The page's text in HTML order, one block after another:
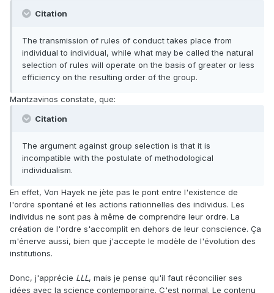
Citation
The transmission of rules of conduct takes place from
individual to individual, while what may be called the natural
selection of rules will operate on the basis of greater or less
efficiency on the resulting order of the group.
Mantzavinos constate, que:
Citation
The argument against group selection is that it is
incompatible with the postulate of methodological
individualism.
En effet, Von Hayek ne jète pas le pont entre l'existence de
l'ordre spontané et les actions rationnelles des individus. Les
individus ne sont pas à même de comprendre leur ordre. La
création de l'ordre s'accomplit en dehors de leur conscience. Ça
m'énerve aussi, bien que j'accepte le modèle de l'évolution des
institutions.
Donc, j'apprécie LLL, mais je pense qu'il faut réconcilier ses
idées avec la science contemporaine. C'est normal. Le contenu